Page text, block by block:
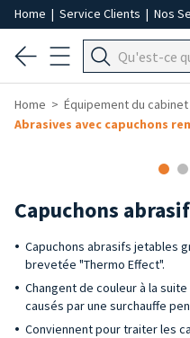
Home | Service Clients | Nos
Home Équipement du cabinet
Abrasives avec capuchons
Capuchons
Capuchons abrasifs jetables
brevetée "Thermo Effect".
Changent de couleur à la
causés par une surchauffe
Conviennent pour traiter les